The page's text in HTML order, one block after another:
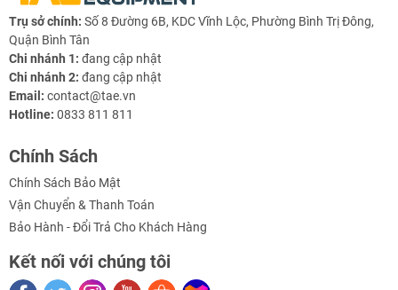
- Model: HL085
- Chất liệu: Thép
- Bề mặt mạ kẽm
- Khả năng xoay: 180 độ
- Trọng lượng: 45g
Hướng dẫn sử dụng – Kích thước Bản Lề Hengzhu
Trụ sở chính: Số 8 Đường 6B, KDC Vĩnh Lộc, Phường Bình Trị Đông,
Quận Bình Tân
Chi nhánh 1: đang cập nhật
Chi nhánh 2: đang cập nhật
Email: contact@tae.vn
Hotline: 0833 811 811
Chính Sách
Chính Sách Bảo Mật
Vận Chuyển & Thanh Toán
Bảo Hành - Đổi Trả Cho Khách Hàng
Kết nối với chúng tôi